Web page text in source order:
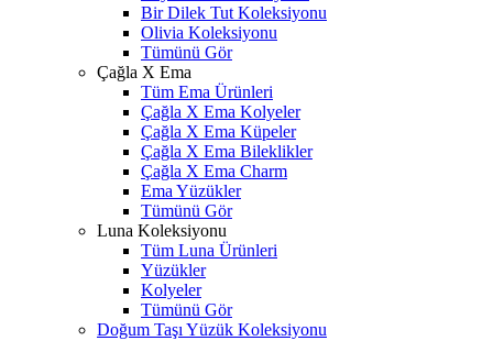
Bir Dilek Tut Koleksiyonu
Olivia Koleksiyonu
Tümünü Gör
Çağla X Ema
Tüm Ema Ürünleri
Çağla X Ema Kolyeler
Çağla X Ema Küpeler
Çağla X Ema Bileklikler
Çağla X Ema Charm
Ema Yüzükler
Tümünü Gör
Luna Koleksiyonu
Tüm Luna Ürünleri
Yüzükler
Kolyeler
Tümünü Gör
Doğum Taşı Yüzük Koleksiyonu